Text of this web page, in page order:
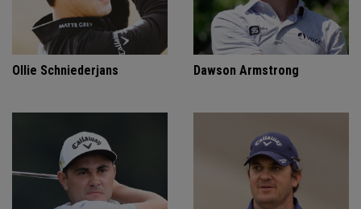
Ollie Schniederjans Dawson Armstrong